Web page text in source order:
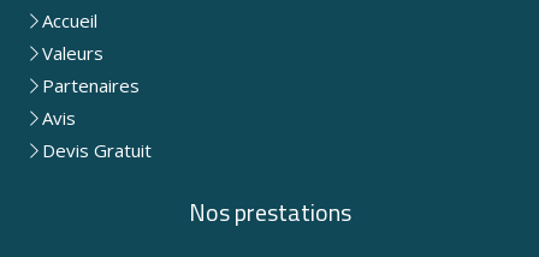
Accueil
Valeurs
Partenaires
Avis
Devis Gratuit
Nos prestations